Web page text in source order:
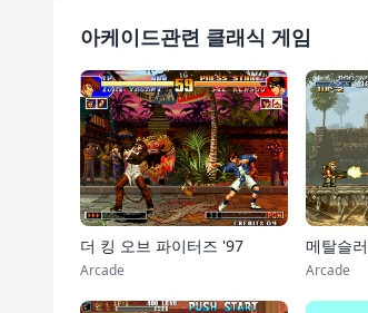
아케이드관련 클래식 게임
더 킹 오브 파이터즈 '97
Arcade
메탈슬
Arcade